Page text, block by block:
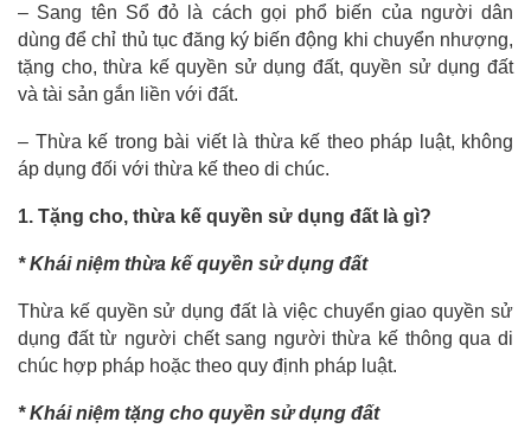
– Sang tên Sổ đỏ là cách gọi phổ biến của người dân
dùng để chỉ thủ tục đăng ký biến động khi chuyển nhượng,
tặng cho, thừa kế quyền sử dụng đất, quyền sử dụng đất
và tài sản gắn liền với đất.
– Thừa kế trong bài viết là thừa kế theo pháp luật, không
áp dụng đối với thừa kế theo di chúc.
1. Tặng cho, thừa kế quyền sử dụng đất là gì?
* Khái niệm thừa kế quyền sử dụng đất
Thừa kế quyền sử dụng đất là việc chuyển giao quyền sử
dụng đất từ người chết sang người thừa kế thông qua di
chúc hợp pháp hoặc theo quy định pháp luật.
* Khái niệm tặng cho quyền sử dụng đất